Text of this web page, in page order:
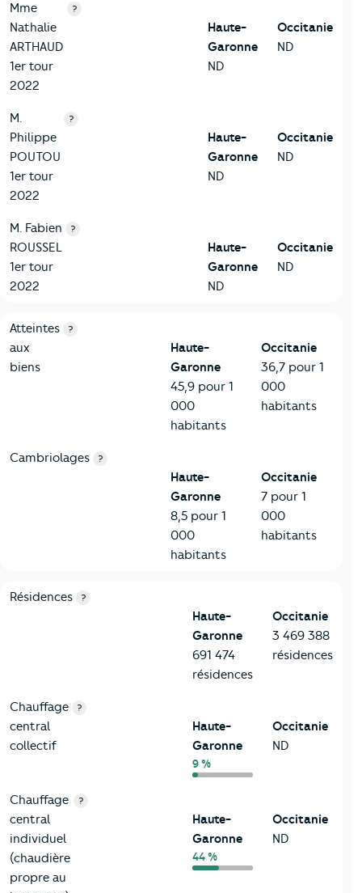
Mme
Nathalie
ARTHAUD
1er tour
2022
?
Haute-
Garonne
ND
Occitanie
ND
M.
Philippe
POUTOU
1er tour
2022
?
Haute-
Garonne
ND
Occitanie
ND
M. Fabien
ROUSSEL
1er tour
2022
?
Haute-
Garonne
ND
Occitanie
ND
7-Sécurité
Critères
Atteintes
aux
biens
?
Haute-
Garonne
45,9 pour 1
000
habitants
Occitanie
36,7 pour 1
000
habitants
Cambriolages ?
Haute-
Garonne
8,5 pour 1
000
habitants
Occitanie
7 pour 1
000
habitants
8-Chauffage
Critères Haute-Garonne
Résidences ?
Haute-
Garonne
691 474
résidences
Occitanie
3 469 388
résidences
Chauffage
central
collectif
?
Haute-
Garonne
9 %
Occitanie
ND
Chauffage
central
individuel
(chaudière
propre au
?
Haute-
Garonne
44 %
Occitanie
ND